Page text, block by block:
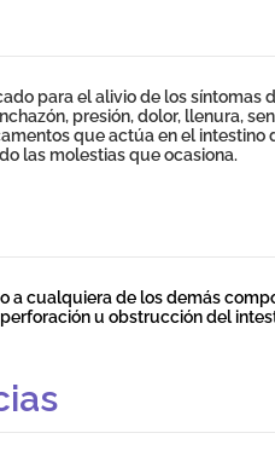
para el alivio de los síntomas
presión, dolor, llenura,
que actúa en el intestino
las molestias que ocasiona.
a cualquiera de los demás
u obstrucción del